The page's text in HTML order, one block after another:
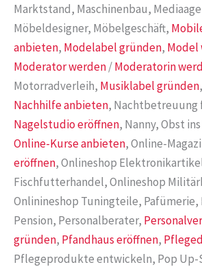
Marktstand, Maschinenbau,
Möbeldesigner, Möbelgeschäft,
anbieten, Modelabel gründen, Model
Moderator werden/Moderatorin
Motorradverleih, Musiklabel gründen
Nachhilfe anbieten, Nachtbetreuung
Nagelstudio eröffnen, Nanny, Obst
Online-Kurse anbieten, Online-
eröffnen, Onlineshop
Fischfutterhandel, Onlineshop
Onlinineshop Tuningteile, Pafümerie,
Pension, Personalberater,
gründen, Pfandhaus eröffnen,
Pflegeprodukte entwickeln, Pop Up-